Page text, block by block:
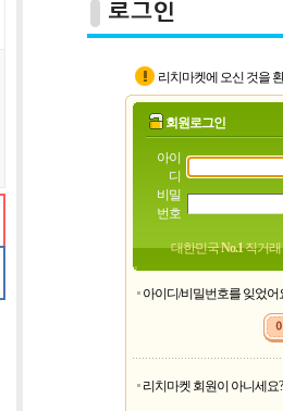
리치마켓에 오신 것을
회원로그인
아이
디
비밀
번호
대한민국No.1직거래
아이디/비밀번호를 잊었어
리치마켓 회원이 아니세요?